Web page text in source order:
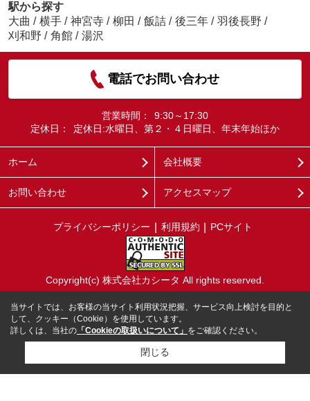
駅から探す
大曲 / 横手 / 神宮寺 / 柳田 / 飯詰 / 後三年 / 羽後長野 /
刈和野 / 角館 / 湯沢
電話でお問い合わせ
営業時間：
9:30～17:30
定休日：
定休日:水曜日、第２・４日曜日、年末年始ほか
ホーム 会社概要
お問い合わせ アクセスマップ
プライバシーポリシー 利用規約 PCサイト
Copyright(c) 株式会社カシータ All rights reserved.
当サイトでは、お客様の当サイト利用状況把握、サービス向上検討を目的と
して、クッキー（Cookie）を使用しています。
詳しくは、当社の 「Cookieの取扱いについて」 をご確認ください。
閉じる